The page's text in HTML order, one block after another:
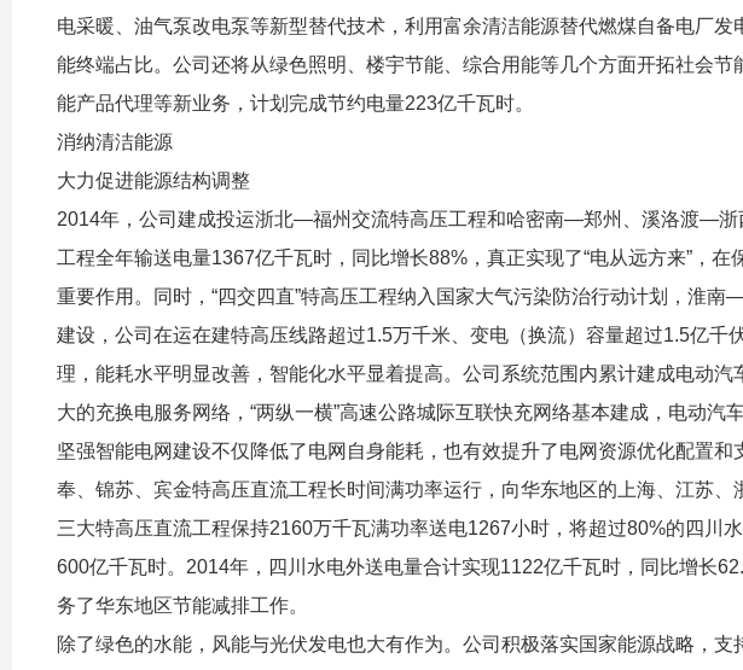
电采暖、油气泵改电泵等新型替代技术，利用富余清洁能源替代燃煤自备电厂
能终端占比。公司还将从绿色照明、楼宇节能、综合用能等几个方面开拓社会
能产品代理等新业务，计划完成节约电量223亿千瓦时。
消纳清洁能源
大力促进能源结构调整
2014年，公司建成投运浙北—福州交流特高压工程和哈密南—郑州、溪洛渡—浙
工程全年输送电量1367亿千瓦时，同比增长88%，真正实现了“电从远方来”，
重要作用。同时，“四交四直”特高压工程纳入国家大气污染防治行动计划，
建设，公司在运在建特高压线路超过1.5万千米、变电（换流）容量超过1.5亿千
理，能耗水平明显改善，智能化水平显着提高。公司系统范围内累计建成电动
大的充换电服务网络，“两纵一横”高速公路城际互联快充网络基本建成，电动汽
坚强智能电网建设不仅降低了电网自身能耗，也有效提升了电网资源优化配置
奉、锦苏、宾金特高压直流工程长时间满功率运行，向华东地区的上海、江苏、
三大特高压直流工程保持2160万千瓦满功率送电1267小时，将超过80%的四川
600亿千瓦时。2014年，四川水电外送电量合计实现1122亿千瓦时，同比增长
务了华东地区节能减排工作。
除了绿色的水能，风能与光伏发电也大有作为。公司积极落实国家能源战略，